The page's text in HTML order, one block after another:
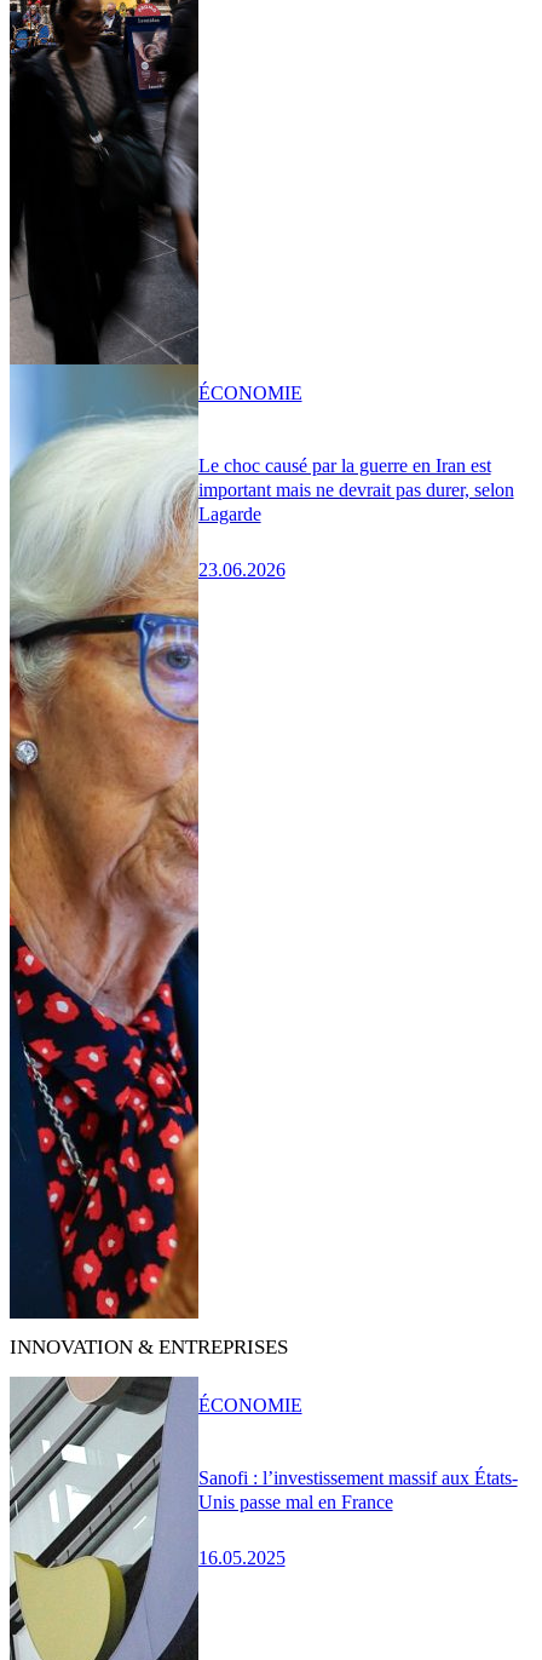
Le choc causé par la guerre en Iran est
important mais ne devrait pas durer, selon
Lagarde
23.06.2026
ÉCONOMIE
INNOVATION & ENTREPRISES
Sanofi : l’investissement massif aux États-
Unis passe mal en France
16.05.2025
ÉCONOMIE